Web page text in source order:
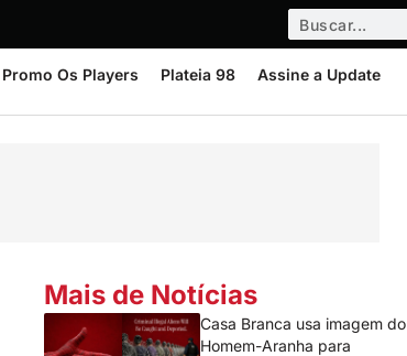
Promo Os Players Plateia 98 Assine a Update
Mais de Notícias
Casa Branca usa imagem do
Homem-Aranha para